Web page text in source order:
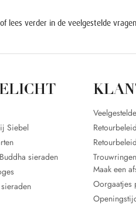
lees verder in de veelgestelde vragen
Siebel
sieraden
Maak een
Oorgaatjes